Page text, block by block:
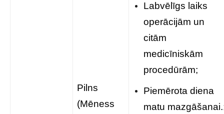
Pilns
(Mēness
Labvēlīgs laiks
operācijām un
citām
medicīniskām
procedūrām;
Piemērota diena
matu